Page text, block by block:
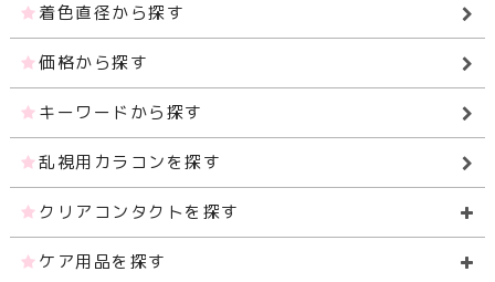
着色直径から探す
価格から探す
キーワードから探す
乱視用カラコンを探す
クリアコンタクトを探す
ケア用品を探す